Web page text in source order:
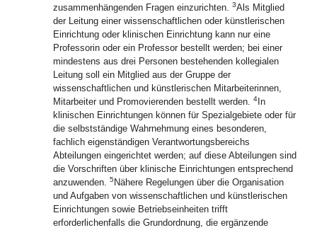
zusammenhängenden Fragen einzurichten. 3Als Mitglied
der Leitung einer wissenschaftlichen oder künstlerischen
Einrichtung oder klinischen Einrichtung kann nur eine
Professorin oder ein Professor bestellt werden; bei einer
mindestens aus drei Personen bestehenden kollegialen
Leitung soll ein Mitglied aus der Gruppe der
wissenschaftlichen und künstlerischen Mitarbeiterinnen,
Mitarbeiter und Promovierenden bestellt werden. 4 In
klinischen Einrichtungen können für Spezialgebiete oder für
die selbstständige Wahrnehmung eines besonderen,
fachlich eigenständigen Verantwortungsbereichs
Abteilungen eingerichtet werden; auf diese Abteilungen sind
die Vorschriften über klinische Einrichtungen entsprechend
anzuwenden. 5 Nähere Regelungen über die Organisation
und Aufgaben von wissenschaftlichen und künstlerischen
Einrichtungen sowie Betriebseinheiten trifft
erforderlichenfalls die Grundordnung, die ergänzende